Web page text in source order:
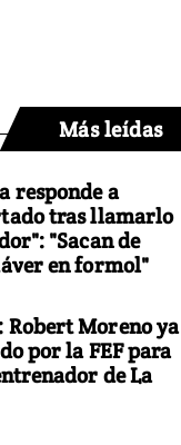
Más leídas
responde a
tras llamarlo
"Sacan de
en formol"
Moreno ya
por la FEF para
de La